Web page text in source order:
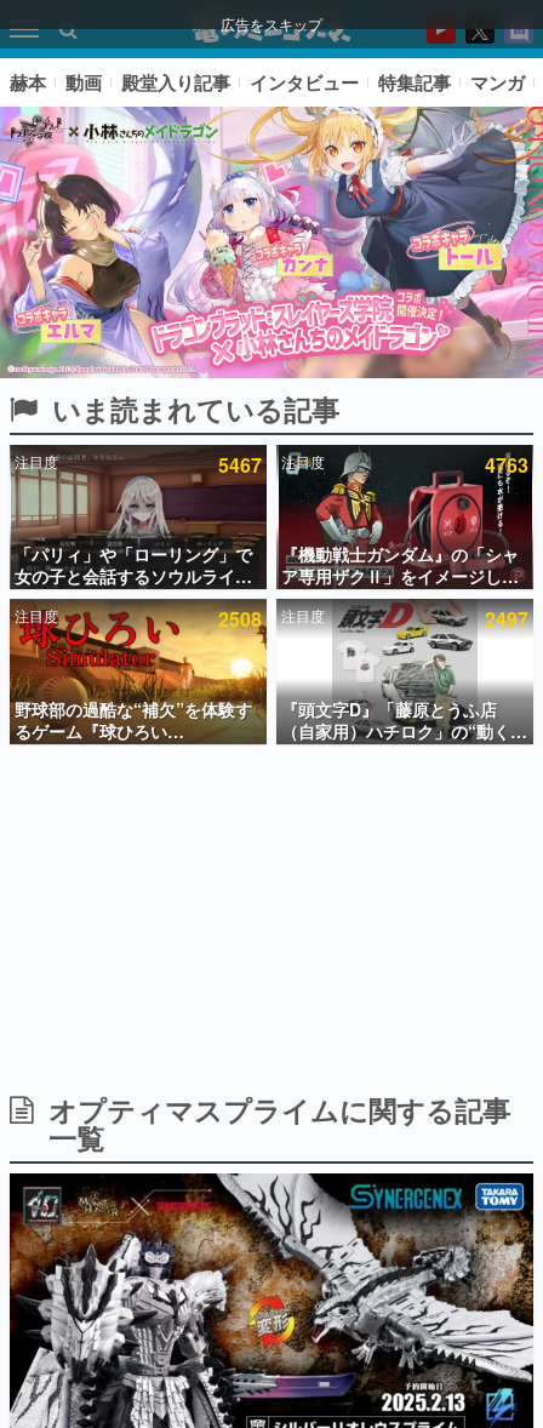
広告をスキップ
ピックアップ
電ファミのいま読まれている記事ランキング
アプリセール情報
インタビュー
連載・特集一覧
殿堂入り記事
SNS拡散数が数千以上！ ページビュー数万以上！ などな
ど。多くの人々に読まれた、電ファミ渾身の“殿堂入り”記
事をまとめました。
日本のコンテンツ産業やカルチャーに与えた影響を探る企
画です。
日本モバイルゲーム産業史
日本のモバイルゲーム史における主要なトピック・タイト
ルを網羅するほか、開発者へのインタビューや識者による
解説を掲載。約20年の歴史が一望できる決定版！
若ゲのいたり〜ゲームクリエイターの青春〜
『うつヌケ』『ペンと箸』等で知られるマンガ家・田中圭
一先生によるゲーム業界レポートマンガです。
なんでゲームは面白い？
ゲーム開発者・hamatsu氏がゲームの魅力を画面や操作の
具体的な形から解き明かしていく、硬派で骨太な評論連載
です。
赫本 動画 殿堂入り記事 インタビュー 特集記事 マンガ
いま読まれている記事
注目度 5467
「パリィ」や「ローリング」で
女の子と会話するソウルライク
恋愛ゲーム『小早川さんはソウ
ルライク』無料公開。返事に失
敗すると「YOU DIED」
注目度 4763
『機動戦士ガンダム』の「シャ
ア専用ザクⅡ」をイメージした
散水ホースリールが予約開始。
本体にはシャアのパーソナルマ
ークやジオン公国軍のエンブレ
ム、型式番号などを配置
注目度 2508
野球部の過酷な“補欠”を体験す
るゲーム『球ひろい
Simulator』が「1件」のウィッ
注目度 2497
『頭文字D』「藤原とうふ店
（自家用）ハチロク」の“動くテ
ィッシュケース”が買えるポップ
オプティマスプライムに関する記事
一覧